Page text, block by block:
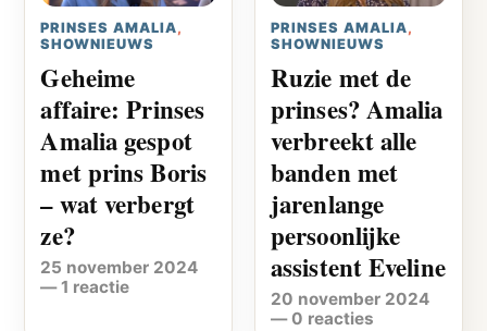
PRINSES AMALIA,
SHOWNIEUWS
Geheime
affaire: Prinses
Amalia gespot
met prins Boris
– wat verbergt
ze?
25 november 2024
—1 reactie
PRINSES AMALIA,
SHOWNIEUWS
Ruzie met de
prinses? Amalia
verbreekt alle
banden met
jarenlange
persoonlijke
assistent Eveline
20 november 2024
—0 reacties